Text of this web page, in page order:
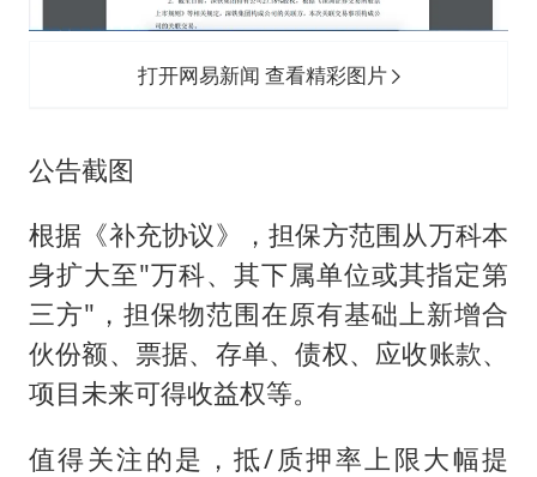
打开网易新闻 查看精彩图片
公告截图
根据《补充协议》，担保方范围从万科本
身扩大至"万科、其下属单位或其指定第
三方"，担保物范围在原有基础上新增合
伙份额、票据、存单、债权、应收账款、
项目未来可得收益权等。
值得关注的是，抵/质押率上限大幅提